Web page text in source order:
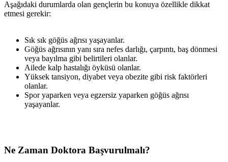
Aşağıdaki durumlarda olan gençlerin bu konuya özellikle dikkat
etmesi gerekir:
Sık sık göğüs ağrısı yaşayanlar.
Göğüs ağrısının yanı sıra nefes darlığı, çarpıntı, baş dönmesi
veya bayılma gibi belirtileri olanlar.
Ailede kalp hastalığı öyküsü olanlar.
Yüksek tansiyon, diyabet veya obezite gibi risk faktörleri
olanlar.
Spor yaparken veya egzersiz yaparken göğüs ağrısı
yaşayanlar.
Ne Zaman Doktora Başvurulmalı?